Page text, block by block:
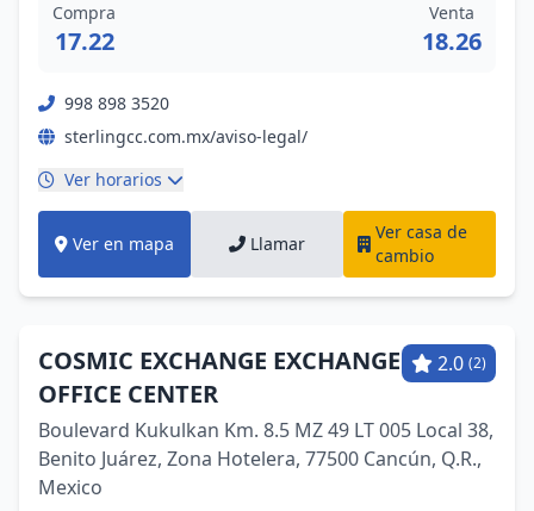
Compra
17.22
Venta
18.26
998 898 3520
sterlingcc.com.mx/aviso-legal/
Ver horarios
Ver en mapa Llamar
Ver casa de
cambio
COSMIC EXCHANGE EXCHANGE
OFFICE CENTER
2.0 (2)
Boulevard Kukulkan Km. 8.5 MZ 49 LT 005 Local 38,
Benito Juárez, Zona Hotelera, 77500 Cancún, Q.R.,
Mexico